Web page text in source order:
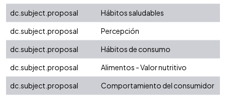
dc.subject.proposal
Hábitos saludables
dc.subject.proposal
Percepción
dc.subject.proposal
Hábitos de consumo
dc.subject.proposal
Alimentos - Valor nutritivo
dc.subject.proposal
Comportamiento del consumidor